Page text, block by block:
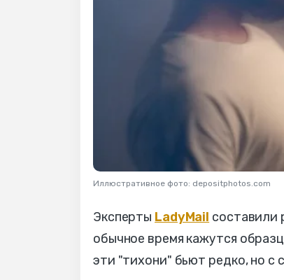
Иллюстративное фото: depositphotos.com
Эксперты LadyMail составили
обычное время кажутся
эти "тихони" бьют редко, но с